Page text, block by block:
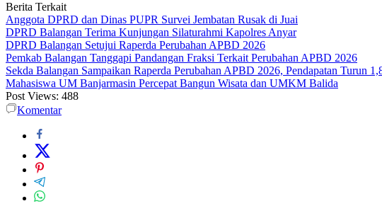
Berita Terkait
Anggota DPRD dan Dinas PUPR Survei Jembatan Rusak di Juai
DPRD Balangan Terima Kunjungan Silaturahmi Kapolres Anyar
DPRD Balangan Setujui Raperda Perubahan APBD 2026
Pemkab Balangan Tanggapi Pandangan Fraksi Terkait Perubahan APBD 2026
Sekda Balangan Sampaikan Raperda Perubahan APBD 2026, Pendapatan Turun
Mahasiswa UM Banjarmasin Percepat Bangun Wisata dan UMKM Balida
Post Views: 488
Komentar